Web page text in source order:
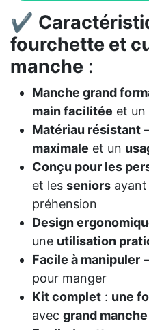
✔
fourchette et
manche :
Manche grand
main facilitée et un
Matériau résistant
maximale et un
Conçu pour les
et les seniors
préhension
Design
une utilisation
Facile à manipuler
pour manger
Kit complet : une
avec grand manche